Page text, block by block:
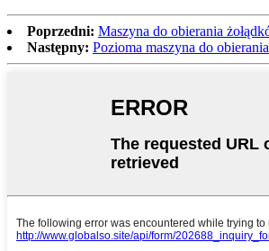
Poprzedni: Maszyna do obierania
Następny: Pozioma maszyna do